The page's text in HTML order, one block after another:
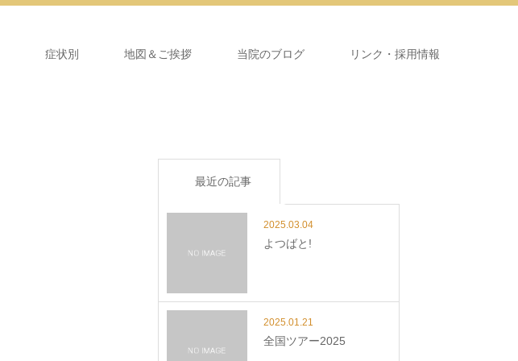
症状別 地図＆ご挨拶 当院のブログ リンク・採用情報
最近の記事
2025.03.04
よつばと!
2025.01.21
全国ツアー2025